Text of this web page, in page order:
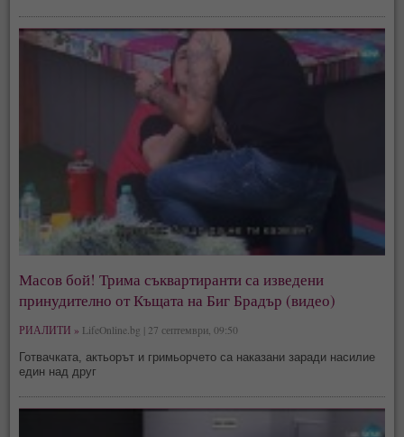
Масов бой! Трима съквартиранти са изведени
принудително от Къщата на Биг Брадър (видео)
РИАЛИТИ » LifeOnline.bg | 27 септември, 09:50
Готвачката, актьорът и гримьорчето са наказани заради насилие
един над друг